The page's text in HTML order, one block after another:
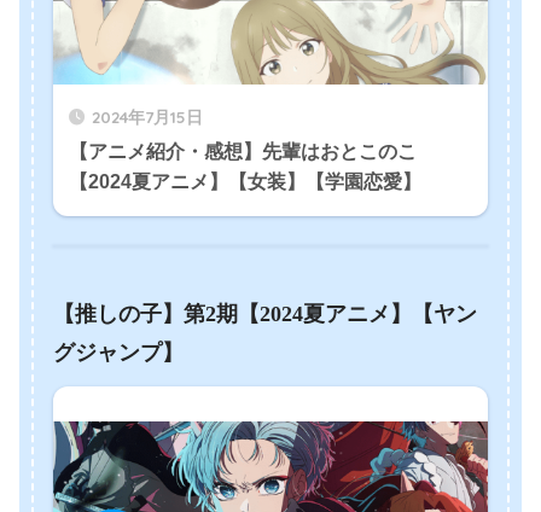
2024年7月15日
【アニメ紹介・感想】先輩はおとこのこ
【2024夏アニメ】【女装】【学園恋愛】
【推しの子】第2期【2024夏アニメ】【ヤン
グジャンプ】